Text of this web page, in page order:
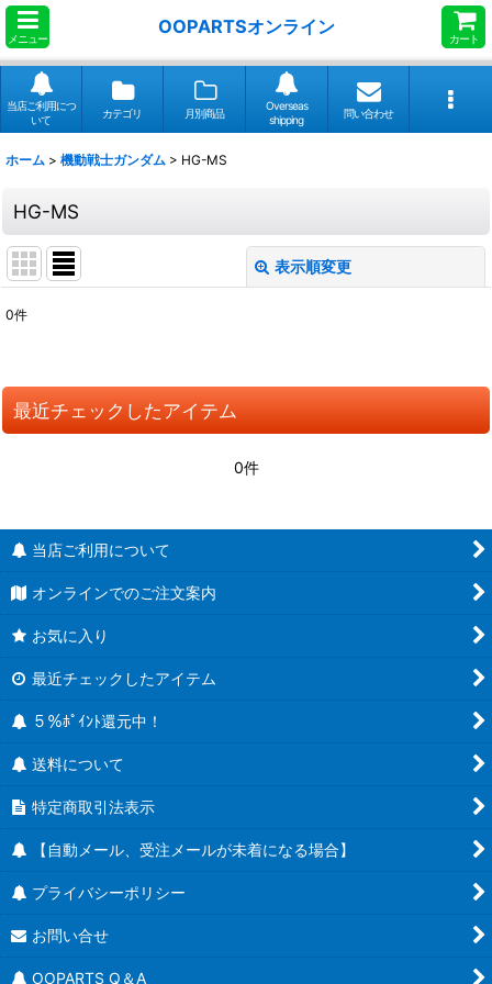
メニュー
OOPARTSオンライン
カート
当店ご利用につ
いて
カテゴリ 月別商品
Overseas
shipping
問い合わせ
ホーム > 機動戦士ガンダム > HG-MS
HG-MS
表示順変更
並び順:
0件
最近チェックしたアイテム
0件
当店ご利用について
オンラインでのご注文案内
お気に入り
最近チェックしたアイテム
５％ﾎﾟｲﾝﾄ還元中！
送料について
特定商取引法表示
【自動メール、受注メールが未着になる場合】
プライバシーポリシー
お問い合せ
OOPARTS Q＆A